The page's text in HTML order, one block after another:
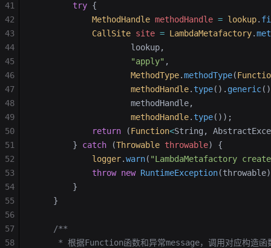
        try
{
            MethodHandle
methodHandle = lookup.
            CallSite
site = LambdaMetafactory.
                    lookup,
                    "apply"
,
                    MethodType
.methodType(
                    methodHandle
.type(). generic
                    methodHandle,
                    methodHandle
.type());
            return
(Function<String,
        }
catch (Throwable throwable) {
            logger
.warn( "LambdaMetafactory
            throw
new RuntimeException
        }
    }
    /**
* 根据Function函数和异常message，调用对应构造函
41
42
43
44
45
46
47
48
49
50
51
52
53
54
55
56
57
58